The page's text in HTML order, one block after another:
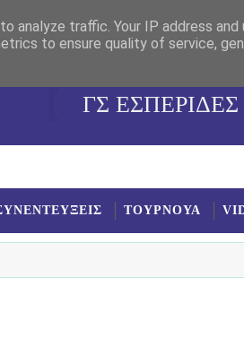
ΓΣ ΕΣΠΕΡΙΔΕΣ
ΤΟΥΡΝΟΥΑ
analyze traffic. Your IP address and
to ensure quality of service,